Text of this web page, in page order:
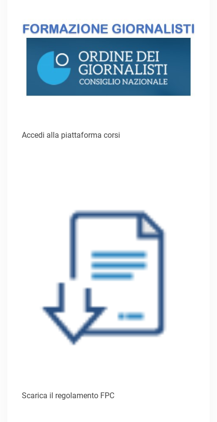
Accedi alla piattaforma corsi
Scarica il regolamento FPC